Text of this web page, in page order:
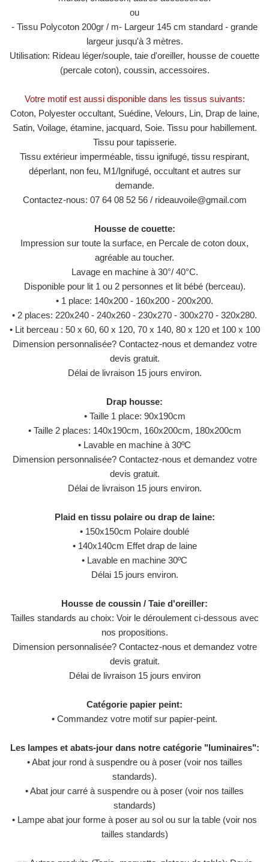
ou
- Tissu Polycoton 200gr / m- Largeur 145 cm standard - grande
largeur jusqu'à 3 mètres.
Utilisation: Rideau léger/souple, taie d'oreiller, housse de couette
(percale coton), coussin, accessoires.
Votre motif est aussi disponible dans les tissus suivants:
Coton, Polyester occultant, Suédine, Velours, Lin, Drap de laine,
Satin, Voilage, étamine, jacquard, Soie. Tissu pour habillement.
Tissu pour tapisserie.
Tissu extérieur imperméable, tissu ignifugé, tissu respirant,
déperlant, non feu, M1/​​Ignifugé, occultant et autres sur
demande.
Contactez-nous: 07 64 08 52 56 / rideauvoile@gmail.com
Housse de couette:
Impression sur toute la surface, en Percale de coton doux,
agréable au toucher.
Lavage en machine à 30°/ 40°C.
Disponible pour lit 1 ou 2 personnes et lit bébé (berceau).
• 1 place: 140x200 - 160x200 - 200x200.
• 2 places: 220x240 - 240x260 - 230x270 - 300x270 - 320x280.
• Lit berceau : 50 x 60, 60 x 120, 70 x 140, 80 x 120 et 100 x 100
Dimension personnalisée? Contactez-nous et demandez votre
devis gratuit.
Délai de livraison 15 jours environ.
Drap housse:
• Taille 1 place: 90x190cm
• Taille 2 places: 140x190cm, 160x200cm, 180x200cm
• Lavable en machine à 30ºC
Dimension personnalisée? Contactez-nous et demandez votre
devis gratuit.
Délai de livraison 15 jours environ.
Plaid en tissu polaire ou drap de laine:
• 150x150cm Polaire doublé
• 140x140cm Effet drap de laine
• Lavable en machine 30ºC
Délai 15 jours environ.
Housse de coussin / Taie d'oreiller:
Tailles standards au choix: Voir le déroulement ci-dessous avec
nos propositions.
Dimension personnalisée? Contactez-nous et demandez votre
devis gratuit.
Délai de livraison 15 jours environ
Catégorie papier peint:
• Commandez votre motif sur papier-peint.
Les lampes et abats-jour dans notre catégorie "luminaires":
• Abat jour rond à suspendre ou à poser (voir nos tailles
standards).
• Abat jour carré à suspendre ou à poser (voir nos tailles
standards)
• Lampe abat jour forme à poser au sol ou sur la table (voir nos
tailles standards)